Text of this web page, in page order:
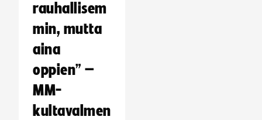
rauhallisem
min, mutta
aina
oppien” –
MM-
kultavalmen